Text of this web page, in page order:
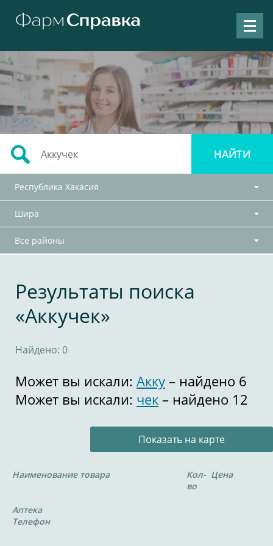
Республика Хакасия
Шира
Все районы
Результаты поиска
«Аккучек»
Найдено: 0
Может вы искали: Акку – найдено 6
Может вы искали: чек – найдено 12
Показать на карте
Наименование товара
Кол-
во
Цена
Аптека
Телефон